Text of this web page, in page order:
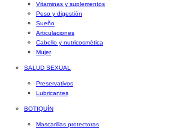
Vitaminas y suplementos
Peso y digestión
Sueño
Articulaciones
Cabello y nutricosmética
Mujer
SALUD SEXUAL
Preservativos
Lubricantes
BOTIQUÍN
Mascarillas protectoras